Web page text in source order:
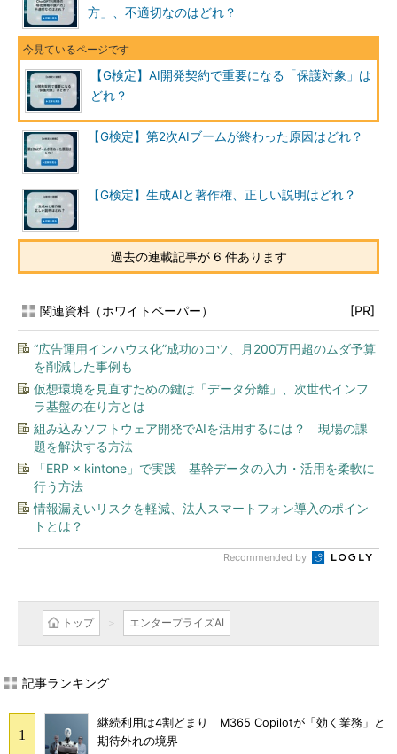
方」、不適切なのはどれ？
【G検定】AI開発契約で重要になる「保護対象」は
どれ？
【G検定】第2次AIブームが終わった原因はどれ？
【G検定】生成AIと著作権、正しい説明はどれ？
過去の連載記事が 6 件あります
関連資料（ホワイトペーパー） [PR]
“広告運用インハウス化”成功のコツ、月200万円超のムダ予算
を削減した事例も
仮想環境を見直すための鍵は「データ分離」、次世代インフ
ラ基盤の在り方とは
組み込みソフトウェア開発でAIを活用するには？ 現場の課
題を解決する方法
「ERP × kintone」で実践 基幹データの入力・活用を柔軟に
行う方法
情報漏えいリスクを軽減、法人スマートフォン導入のポイン
トとは？
Recommended by
トップ エンタープライズAI
記事ランキング
継続利用は4割どまり M365 Copilotが「効く業務」と
期待外れの境界